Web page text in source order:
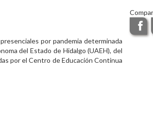
por pandemia determinada
del Estado de Hidalgo (UAEH), del
por el Centro de Educación Continua